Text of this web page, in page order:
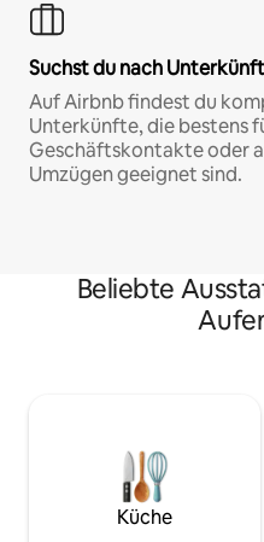
Suchst du nach
Auf Airbnb findest du
Unterkünfte, die bestens
Geschäftskontakte oder
Umzügen geeignet sind.
Beliebte
Küche